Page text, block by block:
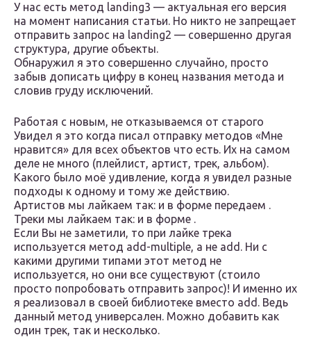
У нас есть метод landing3 — актуальная его версия
на момент написания статьи. Но никто не запрещает
отправить запрос на landing2 — совершенно другая
структура, другие объекты.
Обнаружил я это совершенно случайно, просто
забыв дописать цифру в конец названия метода и
словив груду исключений.
Работая с новым, не отказываемся от старого
Увидел я это когда писал отправку методов «Мне
нравится» для всех объектов что есть. Их на самом
деле не много (плейлист, артист, трек, альбом).
Какого было моё удивление, когда я увидел разные
подходы к одному и тому же действию.
Артистов мы лайкаем так: и в форме передаем .
Треки мы лайкаем так: и в форме .
Если Вы не заметили, то при лайке трека
используется метод add-multiple, а не add. Ни с
какими другими типами этот метод не
используется, но они все существуют (стоило
просто попробовать отправить запрос)! И именно их
я реализовал в своей библиотеке вместо add. Ведь
данный метод универсален. Можно добавить как
один трек, так и несколько.